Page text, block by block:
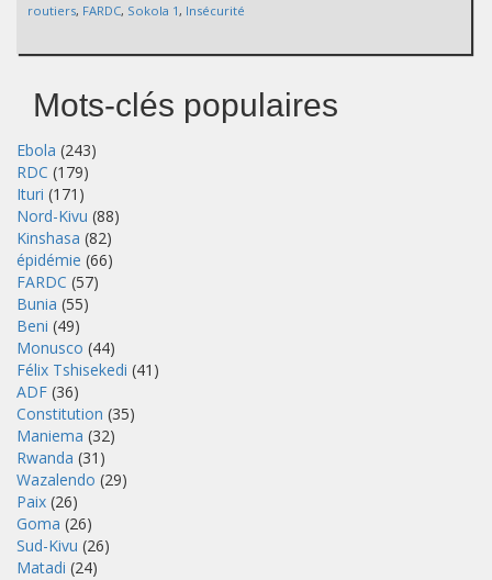
routiers, FARDC, Sokola 1, Insécurité
Mots-clés populaires
Ebola (243)
RDC (179)
Ituri (171)
Nord-Kivu (88)
Kinshasa (82)
épidémie (66)
FARDC (57)
Bunia (55)
Beni (49)
Monusco (44)
Félix Tshisekedi (41)
ADF (36)
Constitution (35)
Maniema (32)
Rwanda (31)
Wazalendo (29)
Paix (26)
Goma (26)
Sud-Kivu (26)
Matadi (24)